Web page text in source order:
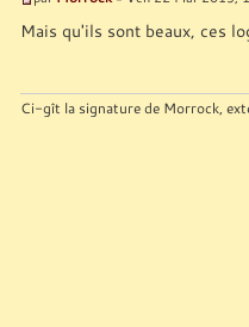
Mais qu'ils sont beaux, ces
Ci-gît la signature de Morrock,